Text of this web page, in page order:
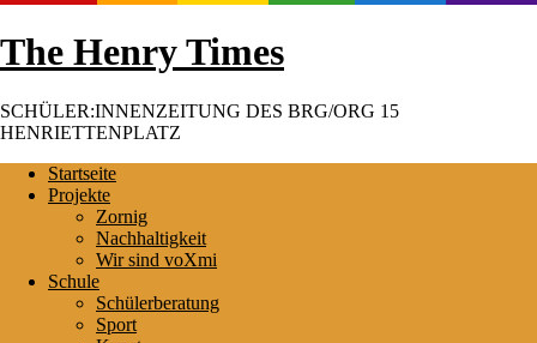
Skip
to
The Henry Times
SCHÜLER:INNENZEITUNG DES BRG/ORG 15
HENRIETTENPLATZ
Startseite
Projekte
Zornig
Nachhaltigkeit
Wir sind voXmi
Schule
Schülerberatung
Sport